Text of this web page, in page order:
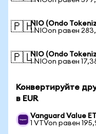
🇵🇭NIO (Ondo
1 NIOon равен
🇵🇱NIO (Ondo
1 NIOon равен
Конвертируйте
в EUR
Vanguard Value
1 VTVon равен